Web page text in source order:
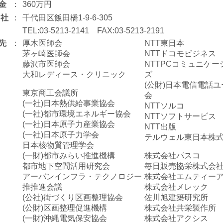
：
360万円
：
千代田区飯田橋1-9-6-305
TEL:03-5213-2141 FAX:03-5213-2191
：
厚木医師会
茅ヶ崎医師会
藤沢市医師会
大和レディース・クリニック
東京商工会議所
(一社)日本熱供給事業協会
(一社)都市環境エネルギー協会
(一社)日本原子力産業協会
(一社)日本原子力学会
日本核物質管理学会
(一財)都市みらい推進機構
都市地下空間活用研究会
アーバンインフラ・テクノロジー
推推進会議
(公社)街づくり区画整理協会
(公財)区画整理促進機構
(一財)沖縄電気保安協会
NTT東日本
NTTドコモビジネス
NTTPCコミュニケー
ズ
(公財)日本電信電話ユ
会
NTTソルコ
NTTソフトサービス
NTT出版
テルウェル東日本株
株式会社パスコ
毎日販売協栄株式会社
株式会社エムティー
株式会社メレック
佐川旭建築研究所
株式会社共栄製作所
株式会社アクシス